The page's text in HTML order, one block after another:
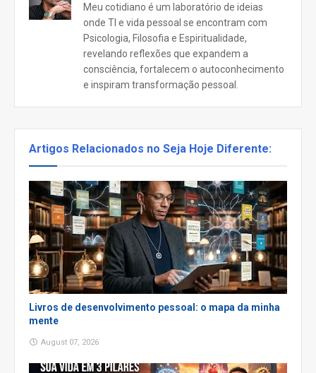
Meu cotidiano é um laboratório de ideias
onde TI e vida pessoal se encontram com
Psicologia, Filosofia e Espiritualidade,
revelando reflexões que expandem a
consciência, fortalecem o autoconhecimento
e inspiram transformação pessoal.
Artigos Relacionados no Seja Hoje Diferente:
Livros de desenvolvimento pessoal: o mapa da minha
mente
August 07, 2026